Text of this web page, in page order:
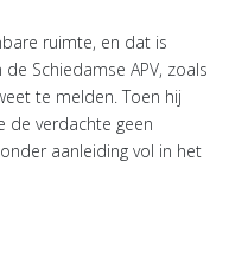
ruimte, en dat is
Schiedamse APV, zoals
te melden. Toen hij
de verdachte geen
aanleiding vol in het